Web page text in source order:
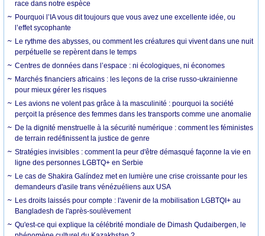
race dans notre espèce
Pourquoi l’IA vous dit toujours que vous avez une excellente idée, ou
l’effet sycophante
Le rythme des abysses, ou comment les créatures qui vivent dans une nuit
perpétuelle se repèrent dans le temps
Centres de données dans l’espace : ni écologiques, ni économes
Marchés financiers africains : les leçons de la crise russo-ukrainienne
pour mieux gérer les risques
Les avions ne volent pas grâce à la masculinité : pourquoi la société
perçoit la présence des femmes dans les transports comme une anomalie
De la dignité menstruelle à la sécurité numérique : comment les féministes
de terrain redéfinissent la justice de genre
Stratégies invisibles : comment la peur d'être démasqué façonne la vie en
ligne des personnes LGBTQ+ en Serbie
Le cas de Shakira Galíndez met en lumière une crise croissante pour les
demandeurs d'asile trans vénézuéliens aux USA
Les droits laissés pour compte : l'avenir de la mobilisation LGBTQI+ au
Bangladesh de l'après-soulèvement
Qu'est-ce qui explique la célébrité mondiale de Dimash Qudaibergen, le